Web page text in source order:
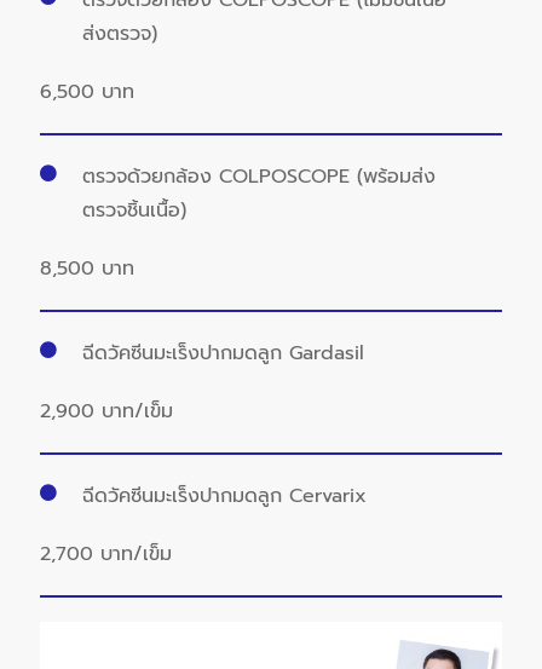
ส่งตรวจ)
6,500 บาท
ตรวจด้วยกล้อง COLPOSCOPE (พร้อมส่ง
ตรวจชิ้นเนื้อ)
8,500 บาท
ฉีดวัคซีนมะเร็งปากมดลูก Gardasil
2,900 บาท/เข็ม
ฉีดวัคซีนมะเร็งปากมดลูก Cervarix
2,700 บาท/เข็ม